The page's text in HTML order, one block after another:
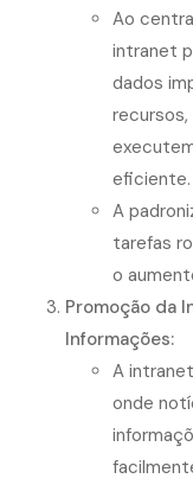
Ao
intranet
dados
eficiente.
A
tarefas
o
Promoção da
Informações:
A
onde